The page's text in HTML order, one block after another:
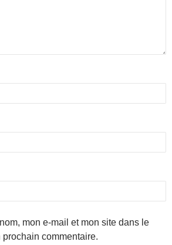
mon e-mail et mon site dans le
commentaire.